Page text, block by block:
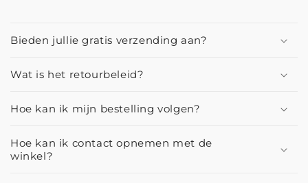
Bieden jullie gratis verzending aan?
Wat is het retourbeleid?
Hoe kan ik mijn bestelling volgen?
Hoe kan ik contact opnemen met de
winkel?